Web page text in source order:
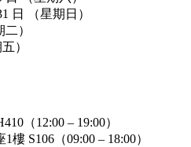
日 （星期日）
）
）
（12:00 – 19:00）
樓 S106（09:00 – 18:00）